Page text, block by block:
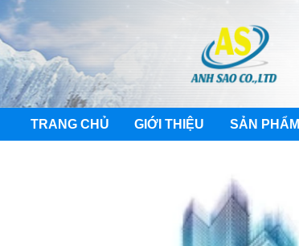
TRANG CHỦ GIỚI THIỆU SẢN PHẨM